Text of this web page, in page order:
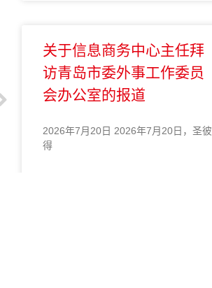
关于信息商务中心主任拜
访青岛市委外事工作委员
会办公室的报道
2026年7月20日 2026年7月20日，圣彼
得